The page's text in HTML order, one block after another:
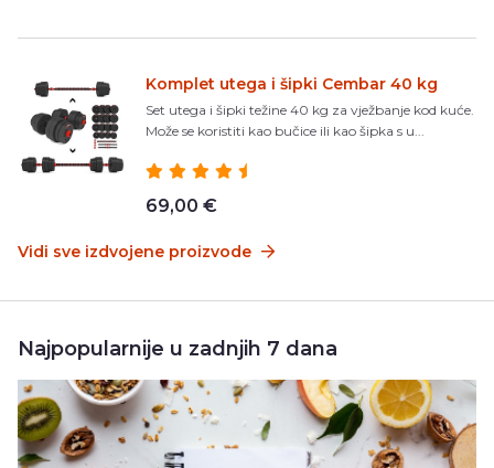
Komplet utega i šipki Cembar 40 kg
Set utega i šipki težine 40 kg za vježbanje kod kuće.
Može se koristiti kao bučice ili kao šipka s u...
69,00 €
Vidi sve izdvojene proizvode
Najpopularnije u zadnjih 7 dana